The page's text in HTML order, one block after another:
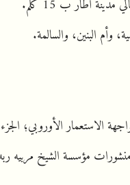
وأم البنين، والسالمة.
الاستعمار الأوروبي؛ الجزء
منشورات مؤسسة الشيخ مربيه